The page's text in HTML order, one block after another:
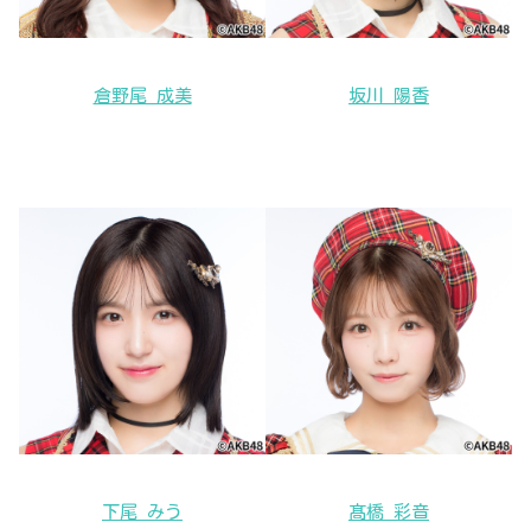
倉野尾 成美 坂川 陽香
下尾 みう 髙橋 彩音